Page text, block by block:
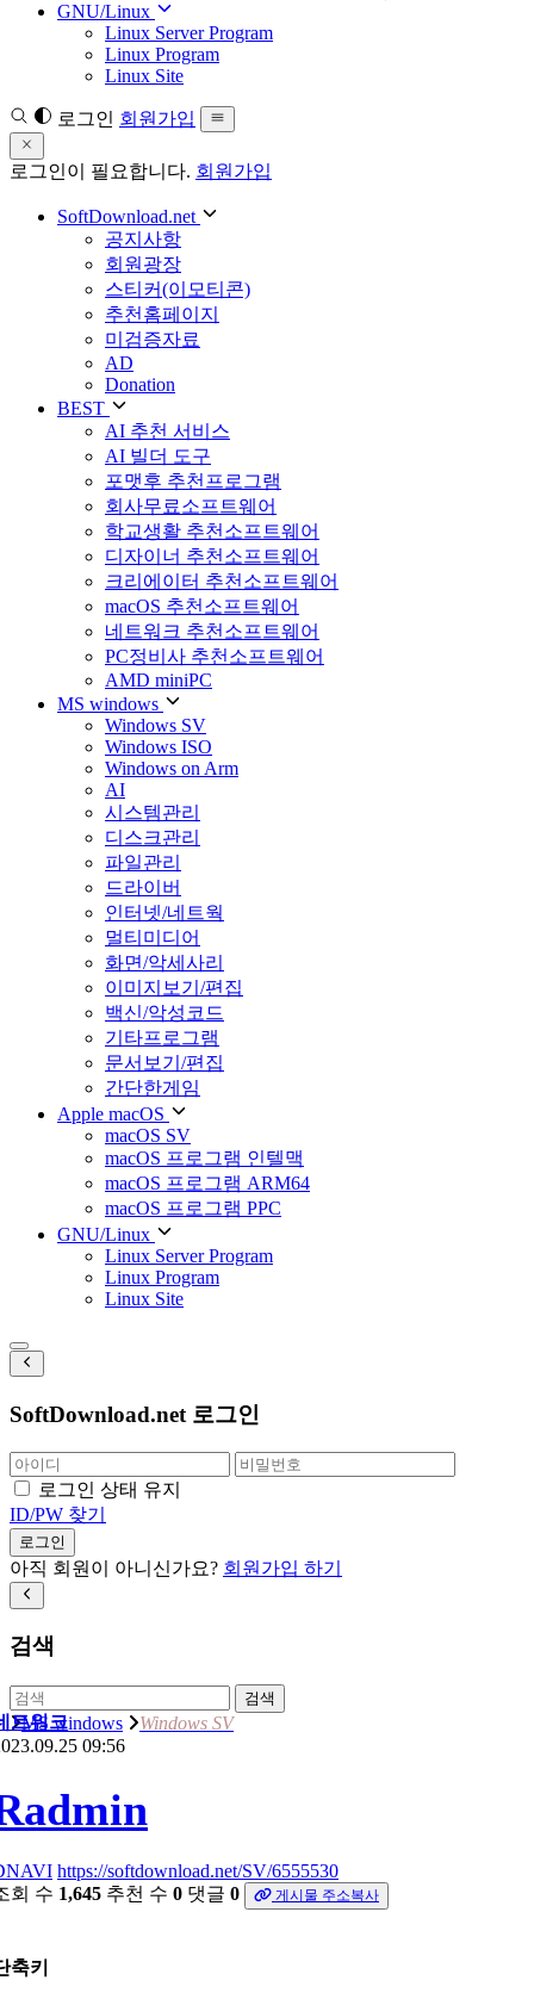
GNU/Linux
Linux Server Program
Linux Program
Linux Site
로그인 회원가입
로그인이 필요합니다. 회원가입
SoftDownload.net
공지사항
회원광장
스티커(이모티콘)
추천홈페이지
미검증자료
AD
Donation
BEST
AI 추천 서비스
AI 빌더 도구
포맷후 추천프로그램
회사무료소프트웨어
학교생활 추천소프트웨어
디자이너 추천소프트웨어
크리에이터 추천소프트웨어
macOS 추천소프트웨어
네트워크 추천소프트웨어
PC정비사 추천소프트웨어
AMD miniPC
MS windows
Windows SV
Windows ISO
Windows on Arm
AI
시스템관리
디스크관리
파일관리
드라이버
인터넷/네트웍
멀티미디어
화면/악세사리
이미지보기/편집
백신/악성코드
기타프로그램
문서보기/편집
간단한게임
Apple macOS
macOS SV
macOS 프로그램 인텔맥
macOS 프로그램 ARM64
macOS 프로그램 PPC
GNU/Linux
Linux Server Program
Linux Program
Linux Site
SoftDownload.net 로그인
로그인 상태 유지
ID/PW 찾기
로그인
아직 회원이 아니신가요? 회원가입 하기
검색
검색
MS windows Windows SV
트워크
09:56
https://softdownload.net/SV/6555530
회 수 1,645 추천 수 0 댓글 0 게시물 주소복사
축키